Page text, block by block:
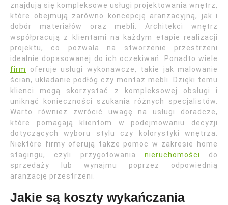
znajdują się kompleksowe usługi projektowania wnętrz,
które obejmują zarówno koncepcję aranżacyjną, jak i
dobór materiałów oraz mebli. Architekci wnętrz
współpracują z klientami na każdym etapie realizacji
projektu, co pozwala na stworzenie przestrzeni
idealnie dopasowanej do ich oczekiwań. Ponadto wiele
firm
oferuje usługi wykonawcze, takie jak malowanie
ścian, układanie podłóg czy montaż mebli. Dzięki temu
klienci mogą skorzystać z kompleksowej obsługi i
uniknąć konieczności szukania różnych specjalistów.
Warto również zwrócić uwagę na usługi doradcze,
które pomagają klientom w podejmowaniu decyzji
dotyczących wyboru stylu czy kolorystyki wnętrza.
Niektóre firmy oferują także pomoc w zakresie home
stagingu, czyli przygotowania nieruchomości
do
sprzedaży lub wynajmu poprzez odpowiednią
aranżację przestrzeni.
Jakie są koszty wykańczania